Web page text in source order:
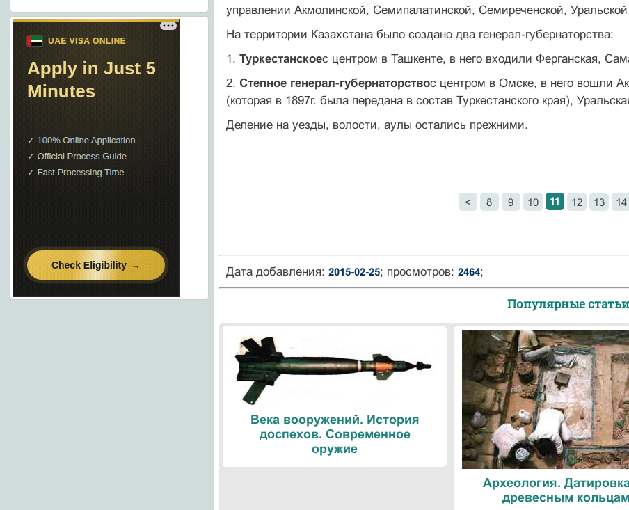
управлении Акмолинской, Семипалатинской, Семиреченской,
На территории Казахстана было создано два генерал-губернаторства:
1. Туркестанскоес центром в Ташкенте, в него входили Ферганская,
2. Степное генерал-губернаторствос центром в Омске, в него вошли
(которая в 1897г. была передана в состав Туркестанского края),
Деление на уезды, волости, аулы остались прежними.
< 8 9 10 11 12 13 14
Дата добавления: 2015-02-25; просмотров: 2464;
Популярные
Века вооружений. История
доспехов. Современное
оружие
Археология.
древесным кольцам